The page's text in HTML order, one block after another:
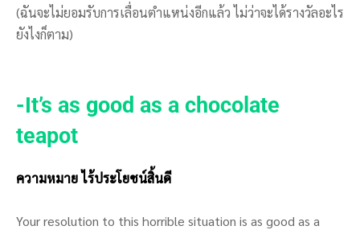
(ฉันจะไม่ยอมรับการเลื่อนตำแหน่งอีกแล้ว ไม่ว่าจะได้รางวัลอะไร
ยังไงก็ตาม)
-It’s as good as a chocolate
teapot
ความหมาย ไร้ประโยชน์สิ้นดี
Your resolution to this horrible situation is as good as a